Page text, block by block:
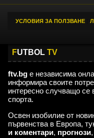
УСЛОВИЯ ЗА ПОЛЗВАНЕ
FUTBOL TV
ftv.bg е независима
информира своите
интересно случващо се
спорта.
Освен изобилие от
първенства в Европа,
и коментари, прогнози,